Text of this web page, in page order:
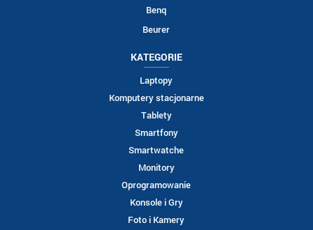
Benq
Beurer
KATEGORIE
Laptopy
Komputery stacjonarne
Tablety
Smartfony
Smartwatche
Monitory
Oprogramowanie
Konsole i Gry
Foto i Kamery